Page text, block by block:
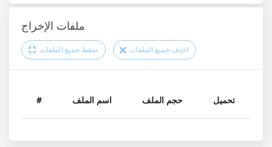
ملفات الإخراج
ضغط جميع الملفات احذف جميع الملفات
# اسم الملف حجم الملف تحميل